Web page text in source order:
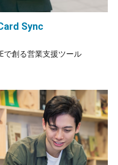
Sync
で創る営業支援ツール